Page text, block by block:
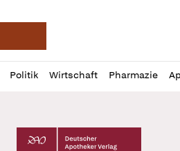
Deutsche Apotheker
Politik Wirtschaft Pharmazie
Profil
öffnen
Daz
Pur
Deutscher Apotheker Verlag